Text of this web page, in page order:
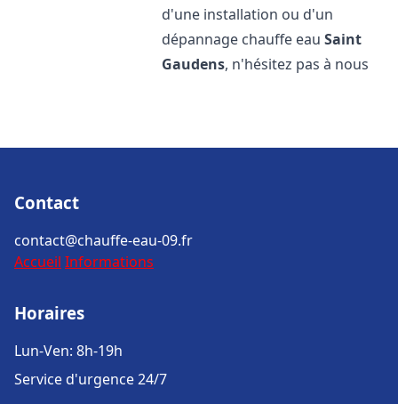
d'une installation ou d'un
dépannage chauffe eauSaint
Gaudens, n'hésitez pas à nous
Contact
contact@chauffe-eau-09.fr
Accueil Informations
Horaires
Lun-Ven: 8h-19h
Service d'urgence 24/7